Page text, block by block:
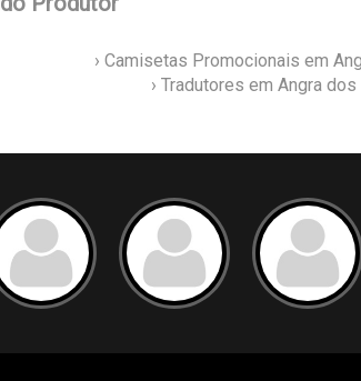
› Camisetas Promocionais em
› Tradutores em Angra